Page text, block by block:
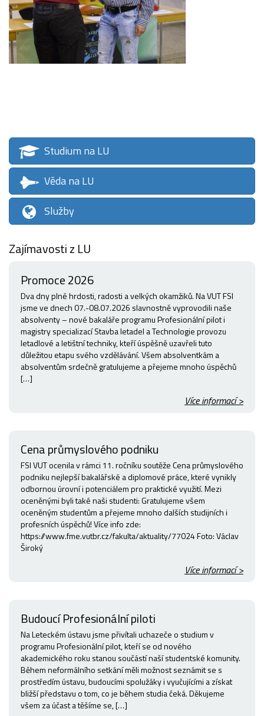
Studium na LU
Věda na LU
Služby
Zajímavosti z LU
Promoce 2026
Dva dny plné hrdosti, radosti a velkých okamžiků. Na VUT FSI
jsme ve dnech 07.-08.07.2026 slavnostně vyprovodili naše
absolventy – nové bakaláře programu Profesionální pilot i
magistry specializací Stavba letadel a Technologie provozu
letadlové a letištní techniky, kteří úspěšně uzavřeli tuto
důležitou etapu svého vzdělávání. Všem absolventkám a
absolventům srdečně gratulujeme a přejeme mnoho úspěchů
[…]
Více informací >
Cena průmyslového podniku
FSI VUT ocenila v rámci 11. ročníku soutěže Cena průmyslového
podniku nejlepší bakalářské a diplomové práce, které vynikly
odbornou úrovní i potenciálem pro praktické využití. Mezi
oceněnými byli také naši studenti: Gratulujeme všem
oceněným studentům a přejeme mnoho dalších studijních i
profesních úspěchů! Více info zde:
https://www.fme.vutbr.cz/fakulta/aktuality/77024 Foto: Václav
Široký
Více informací >
Budoucí Profesionální piloti
Na Leteckém ústavu jsme přivítali uchazeče o studium v
programu Profesionální pilot, kteří se od nového
akademického roku stanou součástí naší studentské komunity.
Během neformálního setkání měli možnost seznámit se s
prostředím ústavu, budoucími spolužáky i vyučujícími a získat
bližší představu o tom, co je během studia čeká. Děkujeme
všem za účast a těšíme se, […]